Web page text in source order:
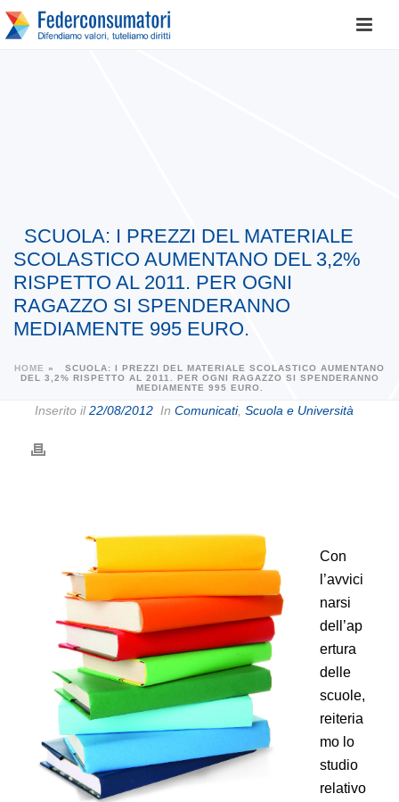
SCUOLA: I PREZZI DEL MATERIALE
SCOLASTICO AUMENTANO DEL 3,2%
RISPETTO AL 2011. PER OGNI
RAGAZZO SI SPENDERANNO
MEDIAMENTE 995 EURO.
HOME »
SCUOLA: I PREZZI DEL MATERIALE SCOLASTICO AUMENTANO
DEL 3,2% RISPETTO AL 2011. PER OGNI RAGAZZO SI SPENDERANNO
MEDIAMENTE 995 EURO.
Inserito il22/08/2012 In Comunicati, Scuola e Università
Con
l’avvici
narsi
dell’ap
ertura
delle
scuole,
reiteria
mo lo
studio
relativo